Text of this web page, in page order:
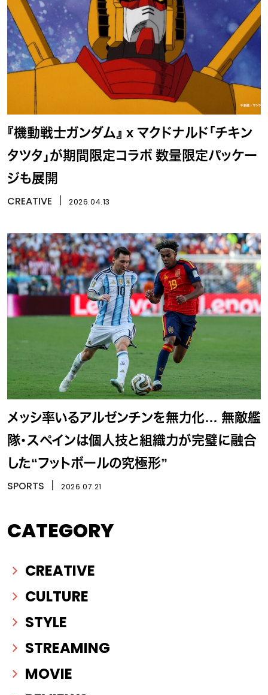
『機動戦士ガンダム』 x マクドナルド「チキン
タツタ」が期間限定コラボ 数量限定パッケー
ジも展開
CREATIVE 2026.04.13
メッシ率いるアルゼンチンを無力化… 無敵艦
隊・スペインは個人技と組織力が完璧に融合
した“フットボールの究極形”
SPORTS 2026.07.21
CATEGORY
CREATIVE
CULTURE
STYLE
STREAMING
MOVIE